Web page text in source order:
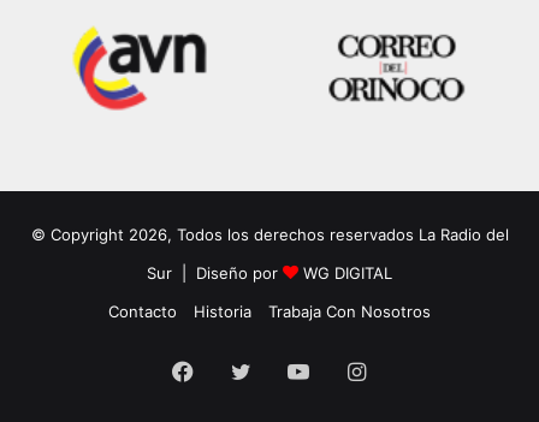
© Copyright 2026, Todos los derechos reservados La Radio del
Sur | Diseño por
WG DIGITAL
Contacto
Historia Trabaja Con Nosotros
Facebook
TwitterYouTubeInstagram